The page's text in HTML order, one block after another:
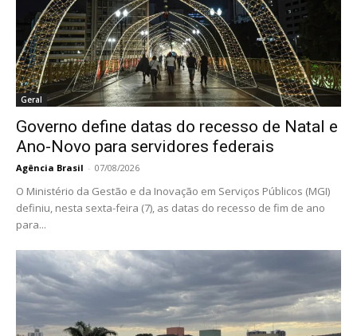
Geral
Governo define datas do recesso de Natal e
Ano-Novo para servidores federais
Agência Brasil - 07/08/2026
O Ministério da Gestão e da Inovação em Serviços Públicos (MGI)
definiu, nesta sexta-feira (7), as datas do recesso de fim de ano
para...